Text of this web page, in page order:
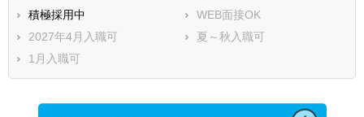
積極採用中
WEB面接OK
2027年4月入職可
夏～秋入職可
1月入職可